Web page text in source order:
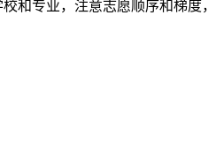
和专业，注意志愿顺序和梯度